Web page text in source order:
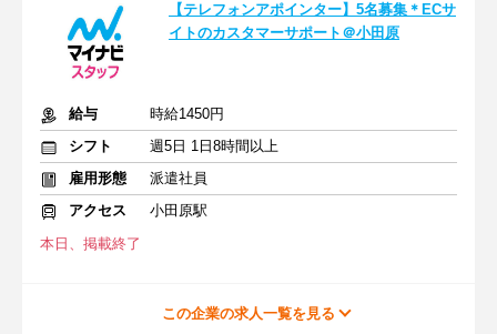
【テレフォンアポインター】5名募集＊ECサ
イトのカスタマーサポート＠小田原
給与
時給1450円
シフト
週5日 1日8時間以上
雇用形態
派遣社員
アクセス
小田原駅
本日、掲載終了
この企業の求人一覧を見る